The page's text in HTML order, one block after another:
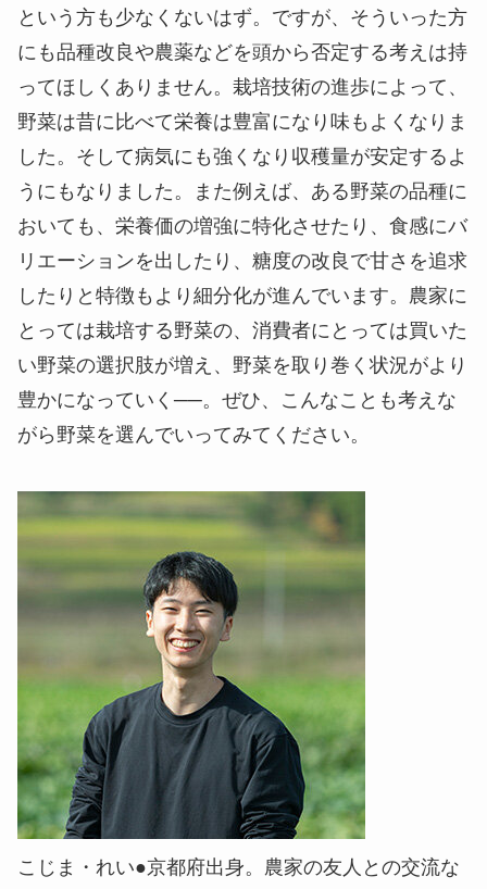
という方も少なくないはず。ですが、そういった方
にも品種改良や農薬などを頭から否定する考えは持
ってほしくありません。栽培技術の進歩によって、
野菜は昔に比べて栄養は豊富になり味もよくなりま
した。そして病気にも強くなり収穫量が安定するよ
うにもなりました。また例えば、ある野菜の品種に
おいても、栄養価の増強に特化させたり、食感にバ
リエーションを出したり、糖度の改良で甘さを追求
したりと特徴もより細分化が進んでいます。農家に
とっては栽培する野菜の、消費者にとっては買いた
い野菜の選択肢が増え、野菜を取り巻く状況がより
豊かになっていく──。ぜひ、こんなことも考えな
がら野菜を選んでいってみてください。
こじま・れい●京都府出身。農家の友人との交流な